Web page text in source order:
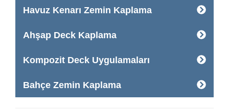
Havuz Kenarı Zemin Kaplama
Ahşap Deck Kaplama
Kompozit Deck Uygulamaları
Bahçe Zemin Kaplama